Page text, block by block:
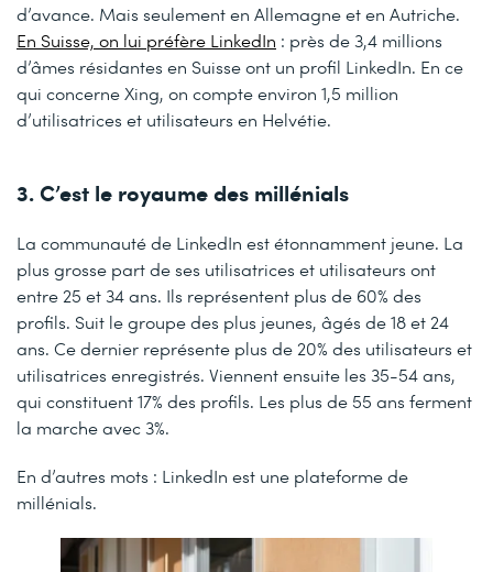
d’avance. Mais seulement en Allemagne et en Autriche.
En Suisse, on lui préfère LinkedIn : près de 3,4 millions
d’âmes résidantes en Suisse ont un profil LinkedIn. En ce
qui concerne Xing, on compte environ 1,5 million
d’utilisatrices et utilisateurs en Helvétie.
3. C’est le royaume des millénials
La communauté de LinkedIn est étonnamment jeune. La
plus grosse part de ses utilisatrices et utilisateurs ont
entre 25 et 34 ans. Ils représentent plus de 60% des
profils. Suit le groupe des plus jeunes, âgés de 18 et 24
ans. Ce dernier représente plus de 20% des utilisateurs et
utilisatrices enregistrés. Viennent ensuite les 35-54 ans,
qui constituent 17% des profils. Les plus de 55 ans ferment
la marche avec 3%.
En d’autres mots : LinkedIn est une plateforme de
millénials.